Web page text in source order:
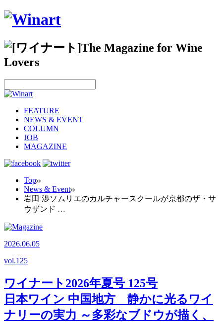
FEATURE
NEWS & EVENT
COLUMN
JOB
MAGAZINE
Top
News & Event
岩田 渉ソムリエのカルチャースクールが京都のザ・サ
ウザンド …
2026.06.05
vol.125
ワイナート2026年夏号 125号
日本ワイン 中国地方 静かに光るワイ
ナリーの実力 ～多彩なブドウが描く、